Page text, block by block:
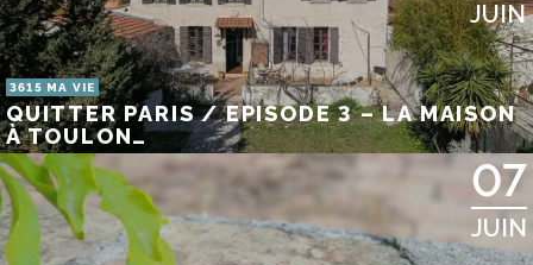
JUIN
3615 MA VIE
QUITTER PARIS / EPISODE 3 – LA MAISON
À TOULON…
07
JUIN